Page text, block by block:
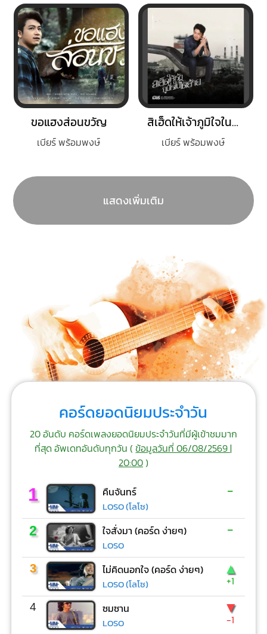
ขอแฮงส่อนขวัญ
เบียร์ พร้อมพงษ์
สิเฮ็ดให้เจ้าภูมิใจในโตอ้าย
เบียร์ พร้อมพงษ์
แสดงเพิ่มเติม
คอร์ดยอดนิยมประจำวัน
20 อันดับ คอร์ดเพลงยอดนิยมประจำวันที่มีผู้เข้าชมมาก
ที่สุด อัพเดทอันดับทุกวัน (ข้อมูลวันที่ 06/08/2569 |
20:00)
1 คืนจันทร์
LOSO (โลโซ)
-
2 ใจสั่งมา (คอร์ด ง่ายๆ)
LOSO
-
3 ไม่คิดนอกใจ (คอร์ด ง่ายๆ)
LOSO (โลโซ)
▲
+1
4 ซมซาน
LOSO
▼
-1